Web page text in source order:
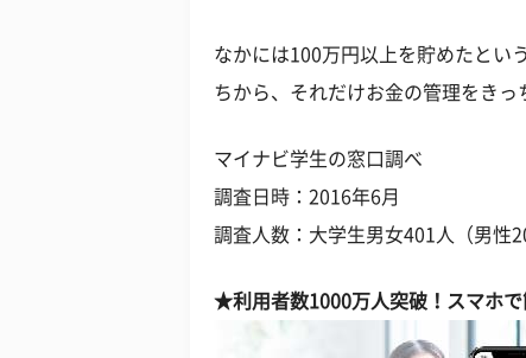
なかには100万円以上を貯めたとい
ちから、それだけお金の管理をきっ
マイナビ学生の窓口調べ
調査日時：2016年6月
調査人数：大学生男女401人（男性
★利用者数1000万人突破！スマホで